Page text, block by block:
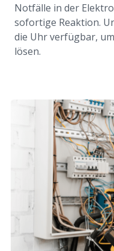
Notfälle in der
sofortige Reaktion.
die Uhr verfügbar,
lösen.